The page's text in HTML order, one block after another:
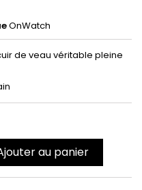
OnWatch
de veau véritable pleine
au panier